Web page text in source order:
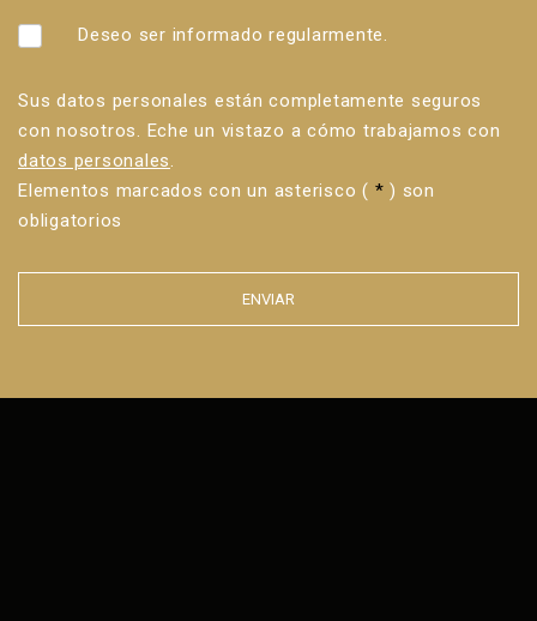
Deseo ser informado regularmente.
Sus datos personales están completamente seguros
con nosotros. Eche un vistazo a cómo trabajamos con
datos personales.
Elementos marcados con un asterisco ( * ) son
obligatorios
ENVIAR
formulario.